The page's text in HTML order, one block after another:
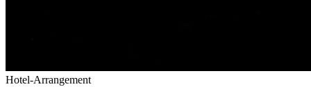
Hotel-Arrangement